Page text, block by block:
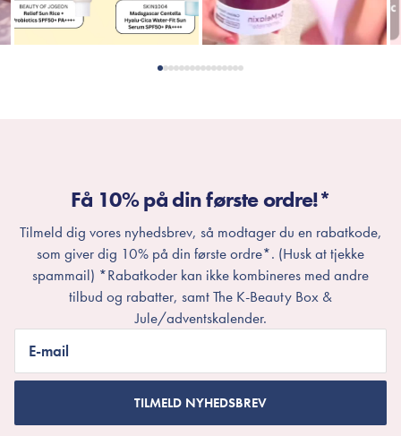
Få 10% på din første ordre!*
Tilmeld dig vores nyhedsbrev, så modtager du en rabatkode,
som giver dig 10% på din første ordre*. (Husk at tjekke
spammail) *Rabatkoder kan ikke kombineres med andre
tilbud og rabatter, samt The K-Beauty Box &
Jule/adventskalender.
E-mail
TILMELD NYHEDSBREV